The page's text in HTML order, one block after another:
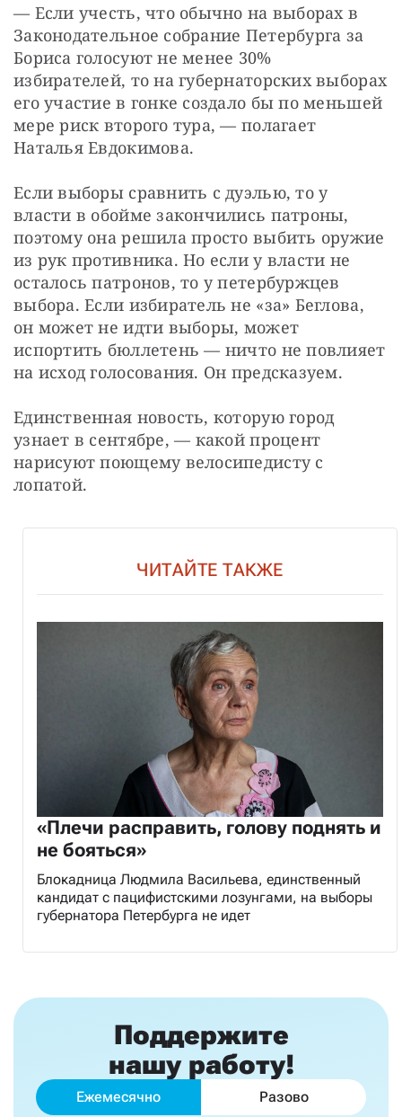
— Если учесть, что обычно на выборах в
Законодательное собрание Петербурга за
Бориса голосуют не менее 30%
избирателей, то на губернаторских выборах
его участие в гонке создало бы по меньшей
мере риск второго тура, — полагает
Наталья Евдокимова.
Если выборы сравнить с дуэлью, то у
власти в обойме закончились патроны,
поэтому она решила просто выбить оружие
из рук противника. Но если у власти не
осталось патронов, то у петербуржцев
выбора. Если избиратель не «за» Беглова,
он может не идти выборы, может
испортить бюллетень — ничто не повлияет
на исход голосования. Он предсказуем.
Единственная новость, которую город
узнает в сентябре, — какой процент
нарисуют поющему велосипедисту с
лопатой.
ЧИТАЙТЕ ТАКЖЕ
«Плечи расправить, голову поднять и
не бояться»
Блокадница Людмила Васильева, единственный
кандидат с пацифистскими лозунгами, на выборы
губернатора Петербурга не идет
Поддержите
нашу работу!
Ежемесячно Разово